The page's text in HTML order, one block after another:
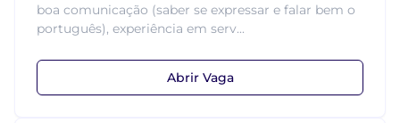
boa comunicação (saber se expressar e falar bem o
português), experiência em serv...
Abrir Vaga